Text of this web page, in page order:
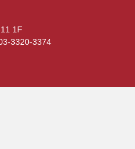
1F
3320-3374